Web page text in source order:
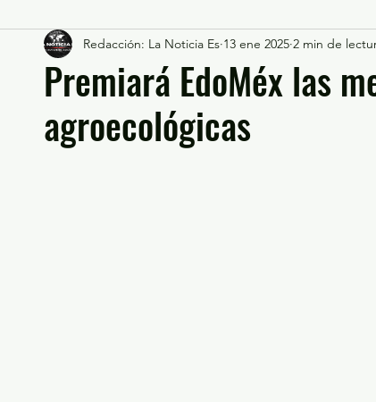
Nacional Estatal Gubernatura
Educación y Cultura Seguridad y Justicia
Premiará EdoMéx las
agroecológicas
Redacción: La Noticia Es 13 ene 2025 2 min de